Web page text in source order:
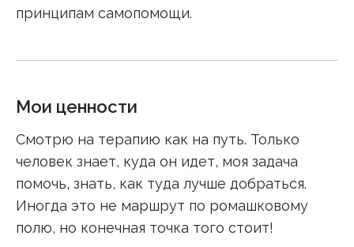
принципам самопомощи.
Мои ценности
Смотрю на терапию как на путь. Только
человек знает, куда он идет, моя задача
помочь, знать, как туда лучше добраться.
Иногда это не маршрут по ромашковому
полю, но конечная точка того стоит!